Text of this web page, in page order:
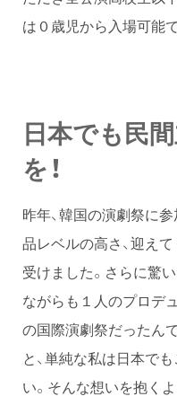
は０歳児から入場可能
日本でも民
を！
昨年、韓国の演劇祭に
品レベルの高さ、迎え
受けました。さらに驚
ながらも１人のプロデ
の国際演劇祭だったんで
と、単純な私は日本で
い。そんな想いを抱く